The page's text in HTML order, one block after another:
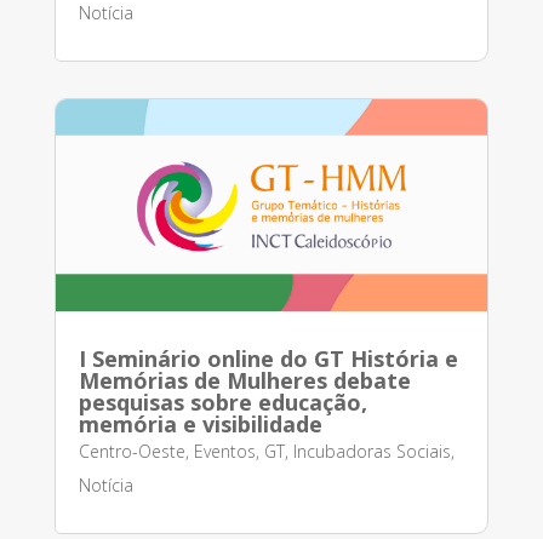
Notícia
I Seminário online do GT História e
Memórias de Mulheres debate
pesquisas sobre educação,
memória e visibilidade
Centro-Oeste, Eventos, GT, Incubadoras Sociais,
Notícia